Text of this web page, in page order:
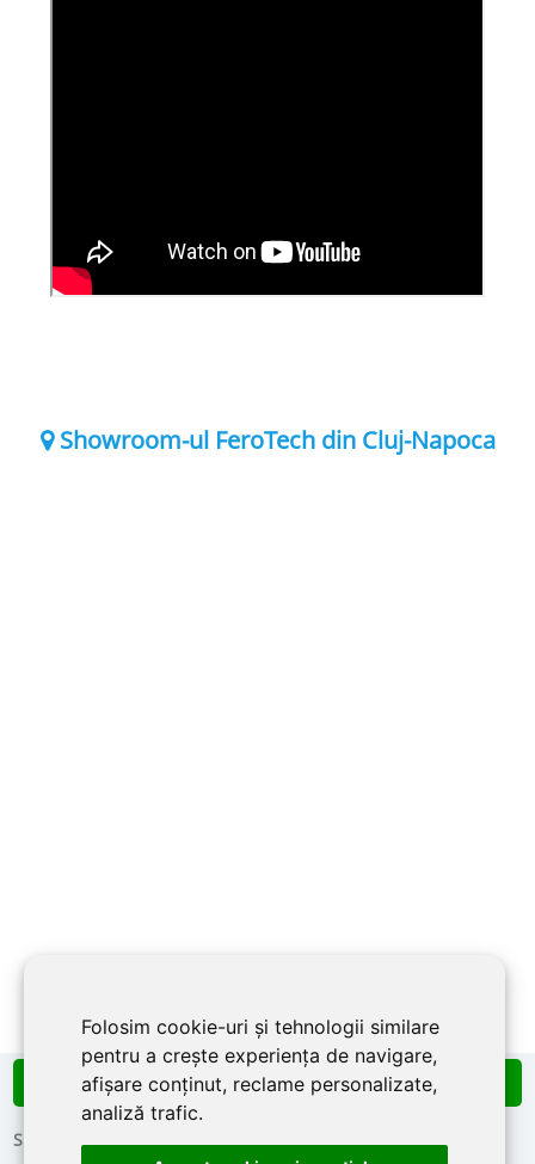
Folosim cookie-uri și tehnologii similare
pentru a crește experiența de navigare,
afișare conținut, reclame personalizate,
analiză trafic.
Showroom-ul FeroTech din Cluj-Napoca
Info Line: 0756 266 449
Showroom Portofoliu
Despre noi